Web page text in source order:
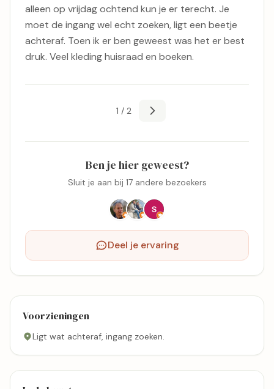
alleen op vrijdag ochtend kun je er terecht. Je
moet de ingang wel echt zoeken, ligt een beetje
achteraf. Toen ik er ben geweest was het er best
druk. Veel kleding huisraad en boeken.
1 / 2
Ben je hier geweest?
Sluit je aan bij 17 andere bezoekers
Deel je ervaring
Voorzieningen
Ligt wat achteraf, ingang zoeken.